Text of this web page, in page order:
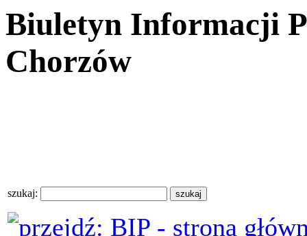
Biuletyn Informacji
Chorzów
szukaj: